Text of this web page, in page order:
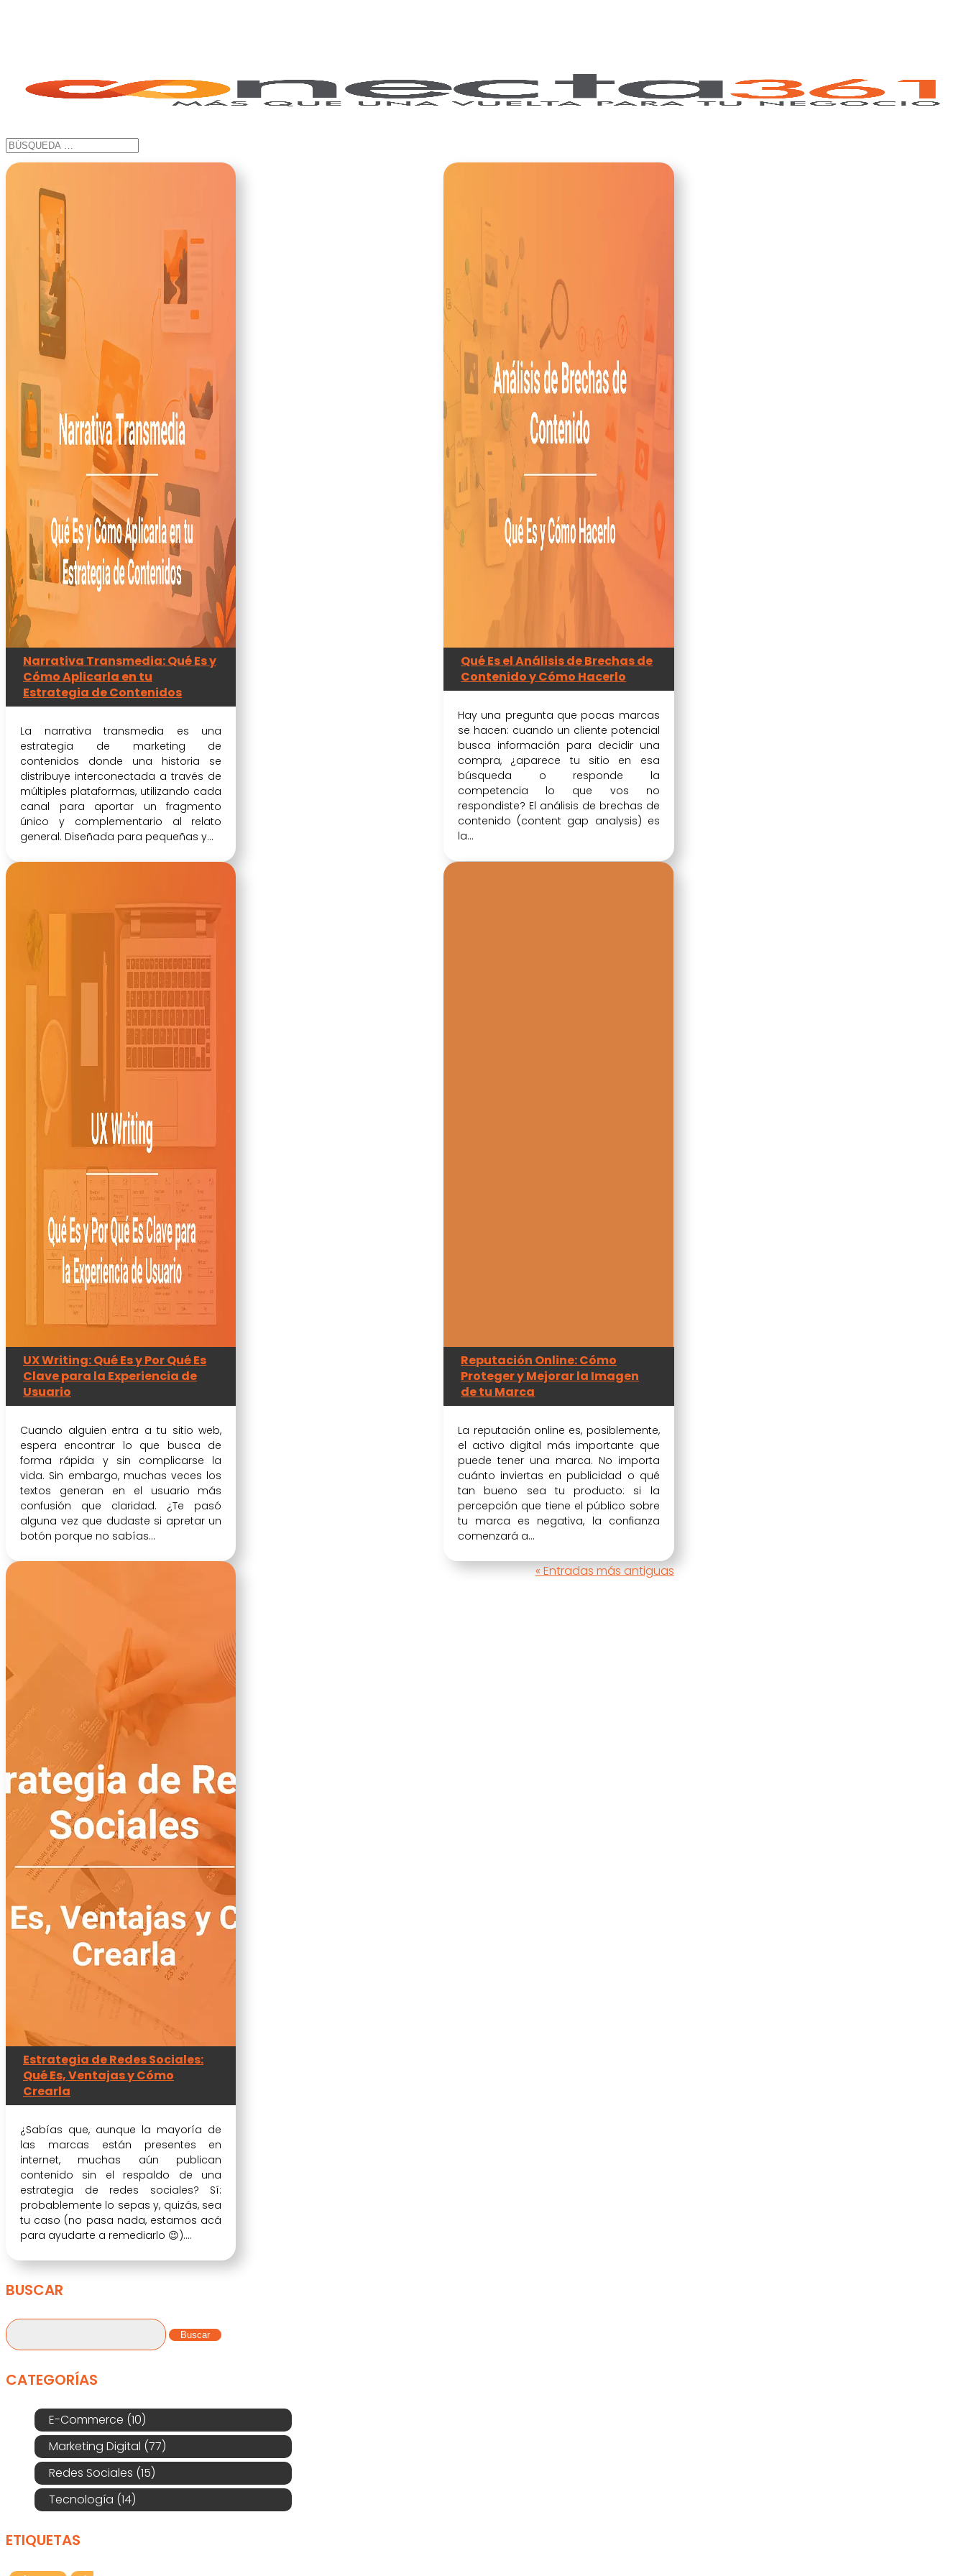
Narrativa Transmedia: Qué Es y
Cómo Aplicarla en tu
Estrategia de Contenidos
La narrativa transmedia es una
estrategia de marketing de
contenidos donde una historia se
distribuye interconectada a través de
múltiples plataformas, utilizando cada
canal para aportar un fragmento
único y complementario al relato
general. Diseñada para pequeñas y...
Qué Es el Análisis de Brechas de
Contenido y Cómo Hacerlo
Hay una pregunta que pocas marcas
se hacen: cuando un cliente potencial
busca información para decidir una
compra, ¿aparece tu sitio en esa
búsqueda o responde la
competencia lo que vos no
respondiste? El análisis de brechas de
contenido (content gap analysis) es
la...
UX Writing: Qué Es y Por Qué Es
Clave para la Experiencia de
Usuario
Cuando alguien entra a tu sitio web,
espera encontrar lo que busca de
forma rápida y sin complicarse la
vida. Sin embargo, muchas veces los
textos generan en el usuario más
confusión que claridad. ¿Te pasó
alguna vez que dudaste si apretar un
botón porque no sabías...
Reputación Online: Cómo
Proteger y Mejorar la Imagen
de tu Marca
La reputación online es, posiblemente,
el activo digital más importante que
puede tener una marca. No importa
cuánto inviertas en publicidad o qué
tan bueno sea tu producto: si la
percepción que tiene el público sobre
tu marca es negativa, la confianza
comenzará a...
Estrategia de Redes Sociales:
Qué Es, Ventajas y Cómo
Crearla
¿Sabías que, aunque la mayoría de
las marcas están presentes en
internet, muchas aún publican
contenido sin el respaldo de una
estrategia de redes sociales? Sí:
probablemente lo sepas y, quizás, sea
tu caso (no pasa nada, estamos acá
para ayudarte a remediarlo 😉)....
« Entradas más antiguas
BUSCAR
Buscar:
CATEGORÍAS
E-Commerce (10)
Marketing Digital (77)
Redes Sociales (15)
Tecnología (14)
ETIQUETAS